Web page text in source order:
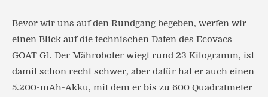
Bevor wir uns auf den Rundgang begeben, werfen wir
einen Blick auf die technischen Daten des Ecovacs
GOAT G1. Der Mähroboter wiegt rund 23 Kilogramm, ist
damit schon recht schwer, aber dafür hat er auch einen
5.200-mAh-Akku, mit dem er bis zu 600 Quadratmeter